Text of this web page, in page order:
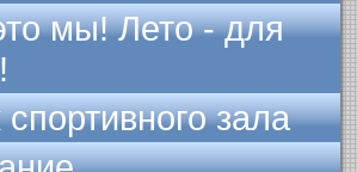
мы! Лето - для
зала